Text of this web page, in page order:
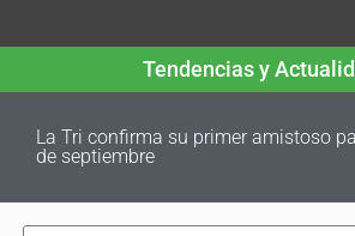
Tendencias y
La Tri confirma su primer amistoso
de septiembre